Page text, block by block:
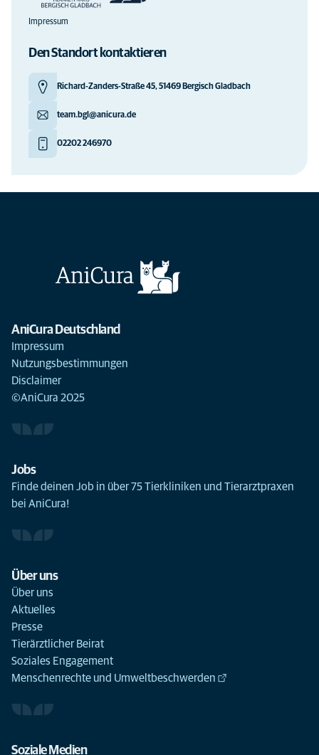
Impressum
Den Standort kontaktieren
Richard-Zanders-Straße 45, 51469 Bergisch Gladbach
team.bgl@anicura.de
02202 246970
AniCura Deutschland
Impressum
Nutzungsbestimmungen
Disclaimer
©AniCura 2025
Jobs
Finde deinen Job in über 75 Tierkliniken und Tierarztpraxen
bei AniCura!
Über uns
Über uns
Aktuelles
Presse
Tierärztlicher Beirat
Soziales Engagement
Menschenrechte und Umweltbeschwerden
Soziale Medien